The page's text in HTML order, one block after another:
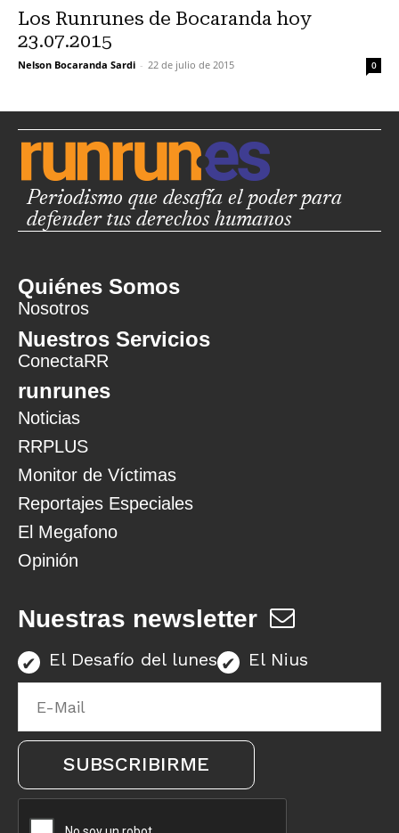
Los Runrunes de Bocaranda hoy
23.07.2015
Nelson Bocaranda Sardi - 22 de julio de 2015 0
Periodismo que desafía el poder para
defender tus derechos humanos
Quiénes Somos
Nosotros
Nuestros Servicios
ConectaRR
runrunes
Noticias
RRPLUS
Monitor de Víctimas
Reportajes Especiales
El Megafono
Opinión
Nuestras newsletter
El Desafío del lunes El Nius